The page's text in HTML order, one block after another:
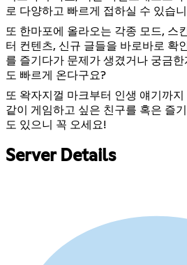
로 다양하고 빠르게 접하실 수 있습
또 한마포에 올라오는 각종 모드, 스
터 컨텐츠, 신규 글들을 바로바로 확
를 즐기다가 문제가 생겼거나 궁금
도 빠르게 온다구요?
또 왁자지껄 마크부터 인생 얘기까
같이 게임하고 싶은 친구를 혹은 즐
도 있으니 꼭 오세요!
Server Details